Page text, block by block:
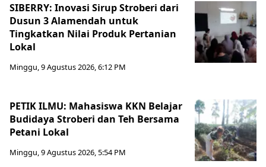
SIBERRY: Inovasi Sirup Stroberi dari
Dusun 3 Alamendah untuk
Tingkatkan Nilai Produk Pertanian
Lokal
Minggu, 9 Agustus 2026, 6:12 PM
PETIK ILMU: Mahasiswa KKN Belajar
Budidaya Stroberi dan Teh Bersama
Petani Lokal
Minggu, 9 Agustus 2026, 5:54 PM